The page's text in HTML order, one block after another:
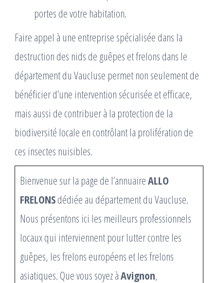
portes de votre habitation.
Faire appel à une entreprise spécialisée dans la
destruction des nids de guêpes et frelons dans le
département du Vaucluse permet non seulement de
bénéficier d’une intervention sécurisée et efficace,
mais aussi de contribuer à la protection de la
biodiversité locale en contrôlant la prolifération de
ces insectes nuisibles.
Bienvenue sur la page de l’annuaireALLO
FRELONSdédiée au département du Vaucluse.
Nous présentons ici les meilleurs professionnels
locaux qui interviennent pour lutter contre les
guêpes, les frelons européens et les frelons
asiatiques. Que vous soyez àAvignon,